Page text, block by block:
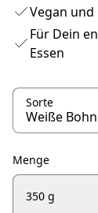
Vegan
Für Dein
Essen
Sorte
Menge
350 g